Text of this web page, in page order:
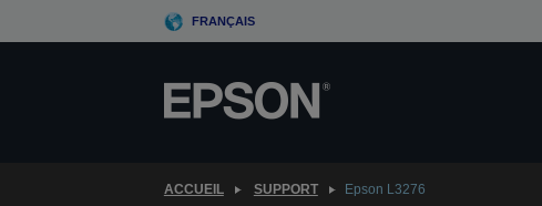
to
FRANÇAIS
ACCUEIL SUPPORT Epson L3276